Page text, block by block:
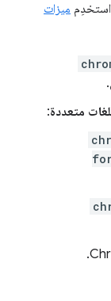
ميزات
متعددة: